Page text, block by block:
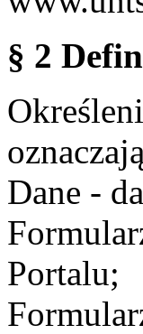
§ 2
Dane -
Portalu;